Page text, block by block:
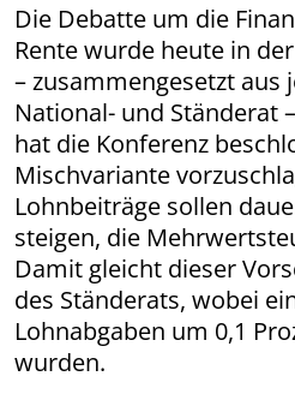
Die Debatte um die
Rente wurde heute in
– zusammengesetzt aus
National- und Ständerat
hat die Konferenz
Mischvariante
Lohnbeiträge sollen
steigen, die
Damit gleicht dieser
des Ständerats, wobei
Lohnabgaben um 0,1
wurden.